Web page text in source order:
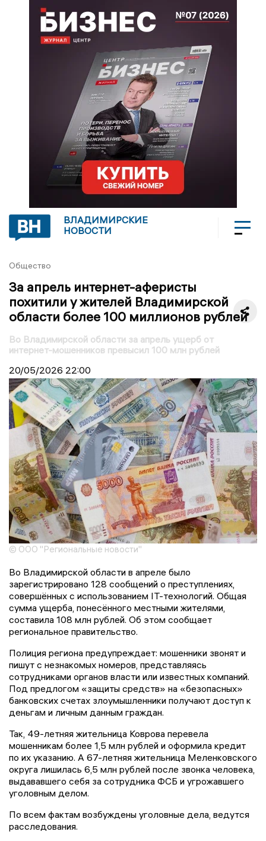
ВЛАДИМИРСКИЕ
НОВОСТИ
Общество
За апрель интернет-аферисты
похитили у жителей Владимирской
области более 100 миллионов рублей
Во Владимирской области за апрель ущерб от
интернет-мошенников превысил 100 млн рублей
20/05/2026 22:00
© ООО "Региональные новости"
Во Владимирской области в апреле было
зарегистрировано 128 сообщений о преступлениях,
совершённых с использованием IT-технологий. Общая
сумма ущерба, понесённого местными жителями,
составила 108 млн рублей. Об этом сообщает
региональное правительство.
Полиция региона предупреждает: мошенники звонят и
пишут с незнакомых номеров, представляясь
сотрудниками органов власти или известных компаний.
Под предлогом «защиты средств» на «безопасных»
банковских счетах злоумышленники получают доступ к
деньгам и личным данным граждан.
Так, 49-летняя жительница Коврова перевела
мошенникам более 1,5 млн рублей и оформила кредит
по их указанию. А 67-летняя жительница Меленковского
округа лишилась 6,5 млн рублей после звонка человека,
выдававшего себя за сотрудника ФСБ и угрожавшего
уголовным делом.
По всем фактам возбуждены уголовные дела, ведутся
расследования.